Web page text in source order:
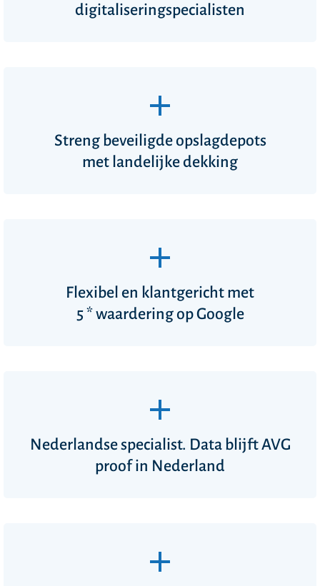
digitaliseringspecialisten
Streng beveiligde opslagdepots
met landelijke dekking
Flexibel en klantgericht met
5 * waarderingop Google
Nederlandse specialist. Data blijft AVG
proof in Nederland